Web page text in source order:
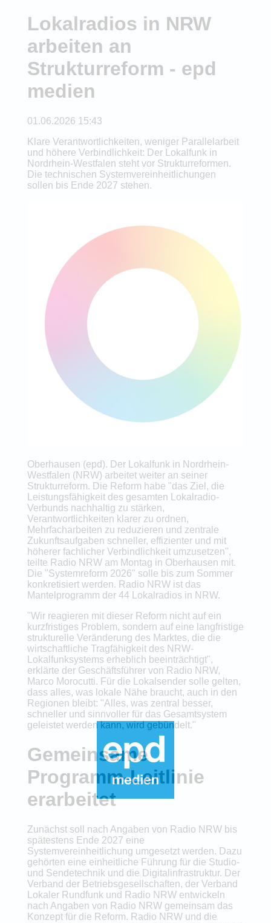
Lokalradios in NRW
arbeiten an
Strukturreform - epd
medien
01.06.2026 15:43
Klare Verantwortlichkeiten, weniger Parallelarbeit
und höhere Verbindlichkeit: Der Lokalfunk in
Nordrhein-Westfalen steht vor Strukturreformen.
Die technischen Systemvereinheitlichungen
sollen bis Ende 2027 stehen.
Oberhausen (epd). Der Lokalfunk in Nordrhein-
Westfalen (NRW) arbeitet weiter an seiner
Strukturreform. Die Reform habe "das Ziel, die
Leistungsfähigkeit des gesamten Lokalradio-
Verbunds nachhaltig zu stärken,
Verantwortlichkeiten klarer zu ordnen,
Mehrfacharbeiten zu reduzieren und zentrale
Zukunftsaufgaben schneller, effizienter und mit
höherer fachlicher Verbindlichkeit umzusetzen",
teilte Radio NRW am Montag in Oberhausen mit.
Die "Systemreform 2026" solle bis zum Sommer
konkretisiert werden. Radio NRW ist das
Mantelprogramm der 44 Lokalradios in NRW.
"Wir reagieren mit dieser Reform nicht auf ein
kurzfristiges Problem, sondern auf eine langfristige
strukturelle Veränderung des Marktes, die die
wirtschaftliche Tragfähigkeit des NRW-
Lokalfunksystems erheblich beeinträchtigt",
erklärte der Geschäftsführer von Radio NRW,
Marco Morocutti. Für die Lokalsender solle gelten,
dass alles, was lokale Nähe braucht, auch in den
Regionen bleibt: "Alles, was zentral besser,
schneller und sinnvoller für das Gesamtsystem
geleistet werden kann, wird gebündelt."
Gemeinsame
Programm-Leitlinie
erarbeitet
Zunächst soll nach Angaben von Radio NRW bis
spätestens Ende 2027 eine
Systemvereinheitlichung umgesetzt werden. Dazu
gehörten eine einheitliche Führung für die Studio-
und Sendetechnik und die Digitalinfrastruktur. Der
Verband der Betriebsgesellschaften, der Verband
Lokaler Rundfunk und Radio NRW entwickeln
nach Angaben von Radio NRW gemeinsam das
Konzept für die Reform. Radio NRW und die